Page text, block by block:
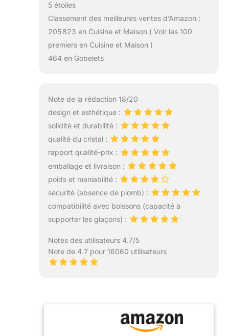
5 étoiles
Classement des meilleures ventes d’Amazon :
205 823 en Cuisine et Maison ( Voir les 100
premiers en Cuisine et Maison )
464 en Gobelets
Note de la rédaction 18/20
design et esthétique :
solidité et durabilité :
qualité du cristal :
rapport qualité-prix :
emballage et livraison :
poids et maniabilité :
sécurité (absence de plomb) :
compatibilité avec boissons (capacité à
supporter les glaçons) :
Notes des utilisateurs 4.7/5
Note de 4.7 pour 16060 utilisateurs